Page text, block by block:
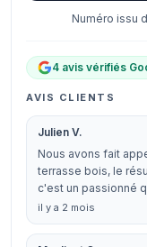
Numéro issu
4 avis vérifiés
AVIS CLIENTS
Julien V.
Nous avons fait
terrasse bois, le
c'est un passionné
il y a 2 mois